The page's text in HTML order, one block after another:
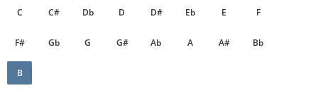
C C# Db D D# Eb E F
F# Gb G G# Ab A A# Bb
B